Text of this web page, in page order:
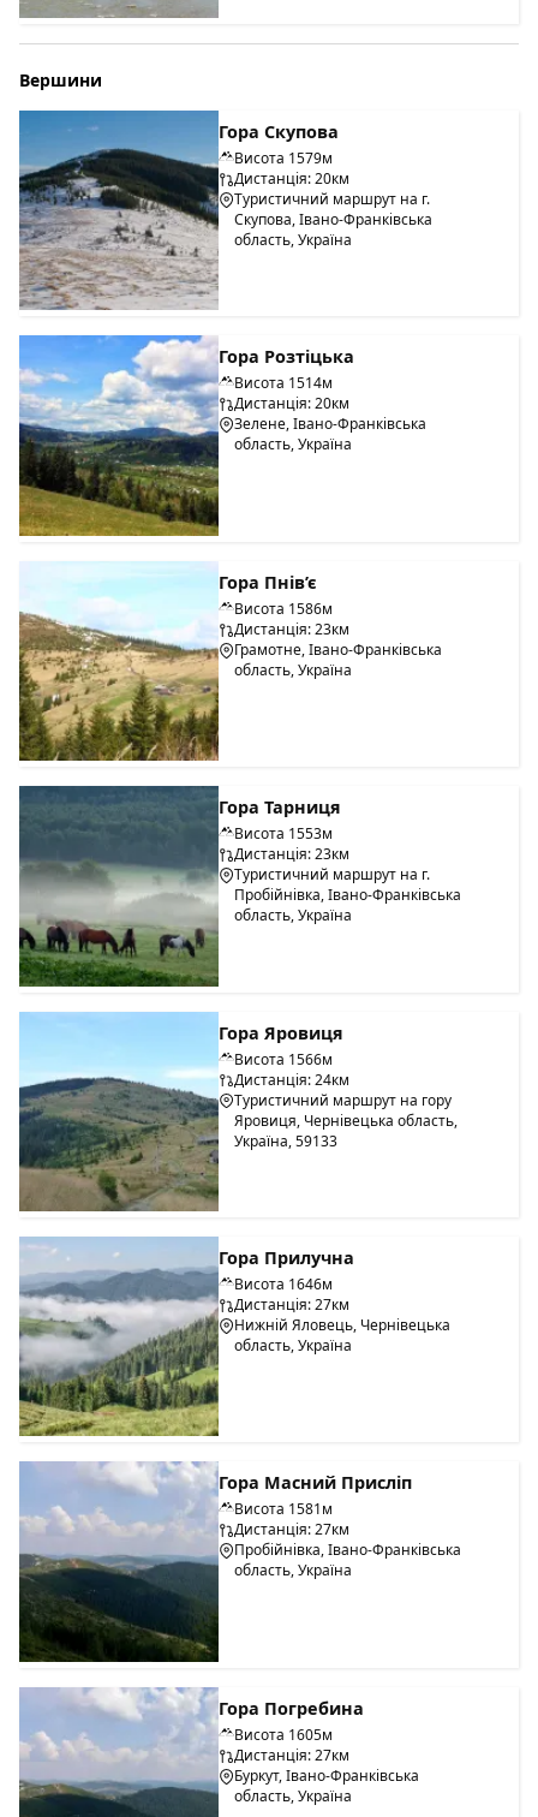
Вершини
Гора Скупова
Висота 1579м
Дистанція: 20км
Туристичний маршрут на г.
Скупова, Івано-Франківська
область, Україна
Гора Розтіцька
Висота 1514м
Дистанція: 20км
Зелене, Івано-Франківська
область, Україна
Гора Пнів’є
Висота 1586м
Дистанція: 23км
Грамотне, Івано-Франківська
область, Україна
Гора Тарниця
Висота 1553м
Дистанція: 23км
Туристичний маршрут на г.
Пробійнівка, Івано-Франківська
область, Україна
Гора Яровиця
Висота 1566м
Дистанція: 24км
Туристичний маршрут на гору
Яровиця, Чернівецька область,
Україна, 59133
Гора Прилучна
Висота 1646м
Дистанція: 27км
Нижній Яловець, Чернівецька
область, Україна
Гора Масний Присліп
Висота 1581м
Дистанція: 27км
Пробійнівка, Івано-Франківська
область, Україна
Гора Погребина
Висота 1605м
Дистанція: 27км
Буркут, Івано-Франківська
область, Україна